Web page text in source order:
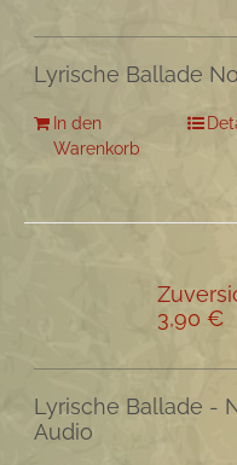
Lyrische Ballade
In den
Warenkorb
3,90€
Lyrische Ballade -
Audio